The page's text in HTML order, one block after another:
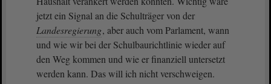
jetzt ein Signal an die Schulträger von der
Landesregierung, aber auch vom Parlament, wann
und wie wir bei der Schulbaurichtlinie wieder auf
den Weg kommen und wie er finanziell untersetzt
werden kann. Das will ich nicht verschweigen.